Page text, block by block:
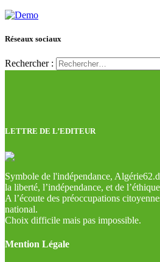
Réseaux sociaux
Rechercher :
LETTRE DE L’EDITEUR
Symbole de l'indépendance,
la liberté, l’indépendance, et de
A l’écoute des préoccupations
national.
Choix difficile mais pas impossible.
Mention Légale